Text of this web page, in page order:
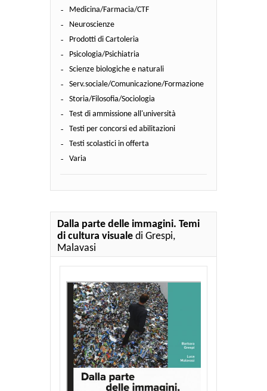
Medicina/Farmacia/CTF
Neuroscienze
Prodotti di Cartoleria
Psicologia/Psichiatria
Scienze biologiche e naturali
Serv.sociale/Comunicazione/Formazione
Storia/Filosofia/Sociologia
Test di ammissione all'università
Testi per concorsi ed abilitazioni
Testi scolastici in offerta
Varia
Dalla parte delle immagini. Temi
di cultura visuale di Grespi,
Malavasi